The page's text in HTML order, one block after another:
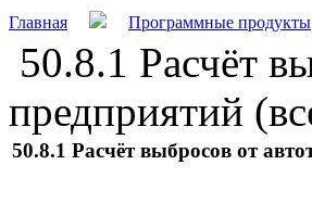
Главная Программные продукты
50.8.1 Расчёт
предприятий
50.8.1 Расчёт выбросов от